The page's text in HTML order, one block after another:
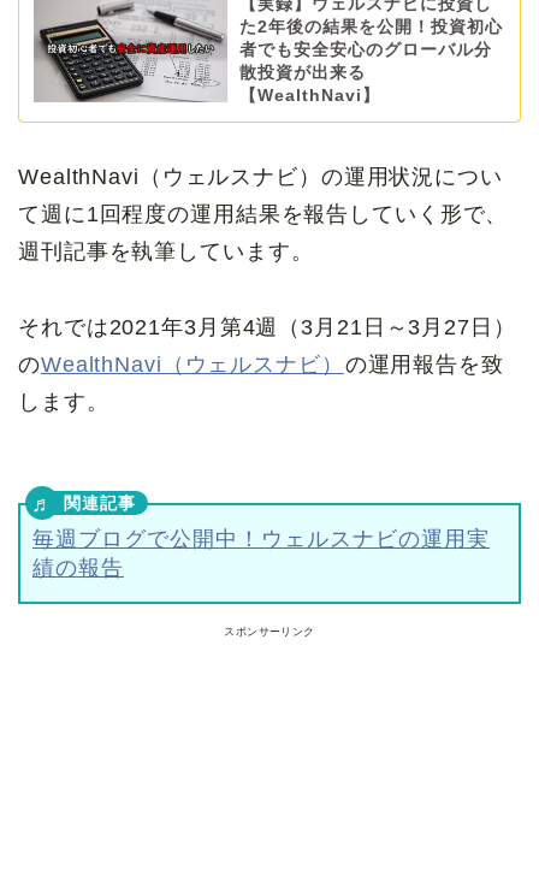
【実録】ウェルスナビに投資し
た2年後の結果を公開！投資初心
者でも安全安心のグローバル分
散投資が出来る
【WealthNavi】
WealthNavi（ウェルスナビ）の運用状況につい
て週に1回程度の運用結果を報告していく形で、
週刊記事を執筆しています。
それでは2021年3月第4週（3月21日～3月27日）
のWealthNavi（ウェルスナビ） の運用報告を致
します。
毎週ブログで公開中！ウェルスナビの運用実
績の報告
スポンサーリンク